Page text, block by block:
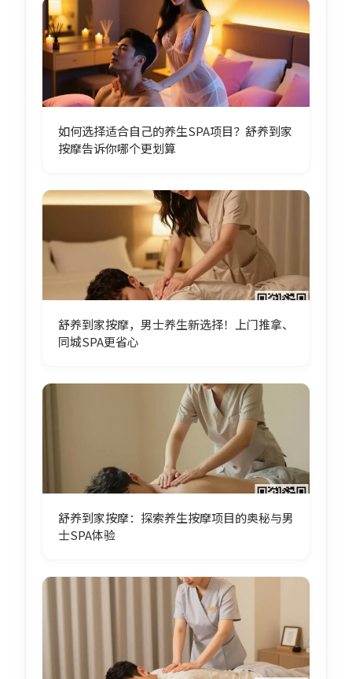
如何选择适合自己的养生SPA项目？舒养到家
按摩告诉你哪个更划算
舒养到家按摩，男士养生新选择！上门推拿、
同城SPA更省心
舒养到家按摩：探索养生按摩项目的奥秘与男
士SPA体验